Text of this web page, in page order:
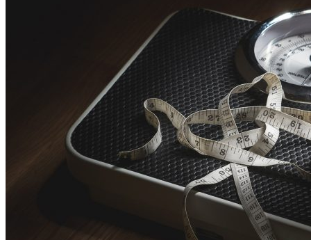
Prečo by mal byť kolagén súčasťou výživy každého